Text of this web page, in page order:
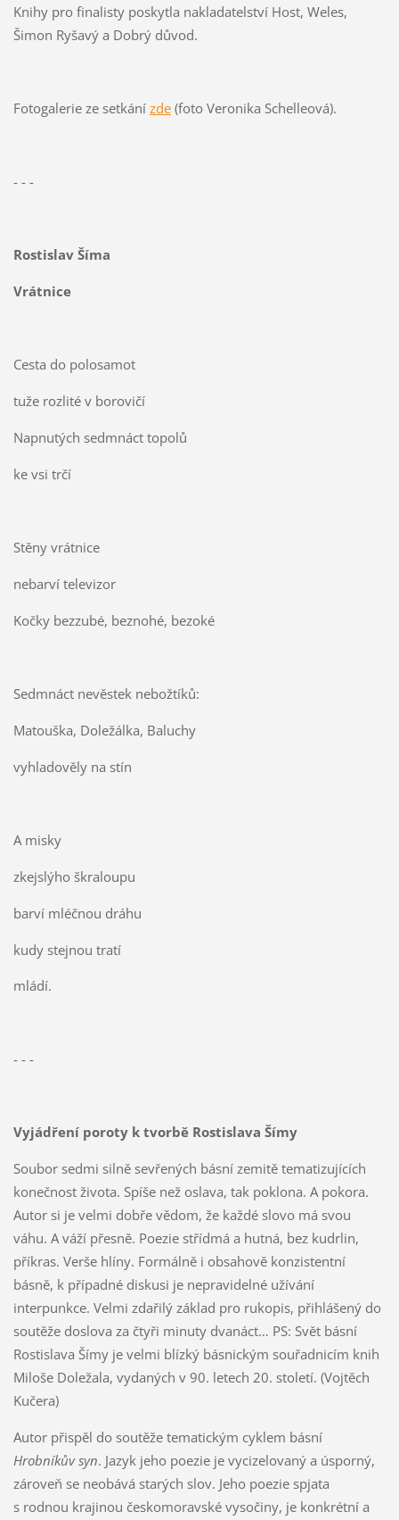
Knihy pro finalisty poskytla nakladatelství Host, Weles,
Šimon Ryšavý a Dobrý důvod.
Fotogalerie ze setkání zde(foto Veronika Schelleová).
- - -
Rostislav Šíma
Vrátnice
Cesta do polosamot
tuže rozlité v borovičí
Napnutých sedmnáct topolů
ke vsi trčí
Stěny vrátnice
nebarví televizor
Kočky bezzubé, beznohé, bezoké
Sedmnáct nevěstek nebožtíků:
Matouška, Doležálka, Baluchy
vyhladověly na stín
A misky
zkejslýho škraloupu
barví mléčnou dráhu
kudy stejnou tratí
mládí.
- - -
Vyjádření poroty k tvorbě Rostislava Šímy
Soubor sedmi silně sevřených básní zemitě tematizujících
konečnost života. Spíše než oslava, tak poklona. A pokora.
Autor si je velmi dobře vědom, že každé slovo má svou
váhu. A váží přesně. Poezie střídmá a hutná, bez kudrlin,
příkras. Verše hlíny. Formálně i obsahově konzistentní
básně, k případné diskusi je nepravidelné užívání
interpunkce. Velmi zdařilý základ pro rukopis, přihlášený do
soutěže doslova za čtyři minuty dvanáct… PS: Svět básní
Rostislava Šímy je velmi blízký básnickým souřadnicím knih
Miloše Doležala, vydaných v 90. letech 20. století. (Vojtěch
Kučera)
Autor přispěl do soutěže tematickým cyklem básní
Hrobníkův syn. Jazyk jeho poezie je vycizelovaný a úsporný,
zároveň se neobává starých slov. Jeho poezie spjata
s rodnou krajinou českomoravské vysočiny, je konkrétní a